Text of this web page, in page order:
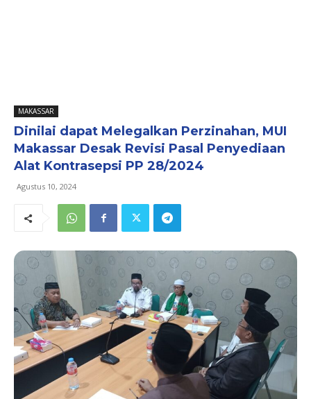
MAKASSAR
Dinilai dapat Melegalkan Perzinahan, MUI
Makassar Desak Revisi Pasal Penyediaan
Alat Kontrasepsi PP 28/2024
Agustus 10, 2024